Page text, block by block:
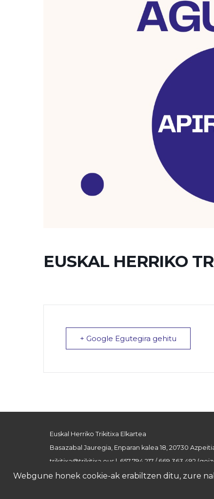
EUSKAL HERRIKO
+ Google Egutegira gehitu
Euskal Herriko Trikitixa Elkartea
Basazabal Jauregia, Enparan kalea 18, 20730
trikitixa@trikitixa.eus | 657 794 217 / 669 363 492
Webgune honek cookie-ak erabiltzen ditu, zure